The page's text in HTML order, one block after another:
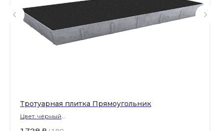
Тротуарная плитка Прямоугольник
Цвет: чёрный
Правила обработки персональных данных
Политика конфиденциальности